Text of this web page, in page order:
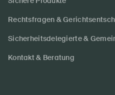
Rechtsfragen &
Sicherheitsdelegierte &
Kontakt & Beratung